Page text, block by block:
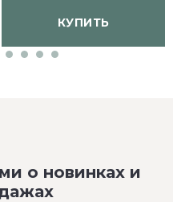
КУПИТЬ
о новинках и